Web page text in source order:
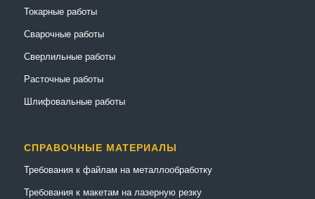
Токарные работы
Сварочные работы
Сверлильные работы
Расточные работы
Шлифовальные работы
СПРАВОЧНЫЕ МАТЕРИАЛЫ
Требования к файлам на металлообработку
Требования к макетам на лазерную резку